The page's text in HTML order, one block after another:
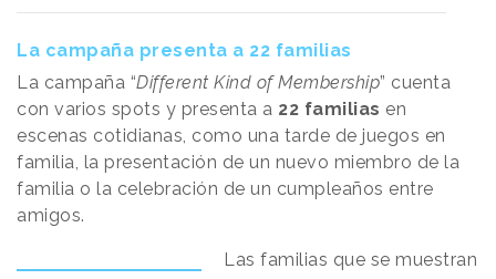
La campaña presenta a 22 familias
La campaña “Different Kind of Membership” cuenta
con varios spots y presenta a 22 familias en
escenas cotidianas, como una tarde de juegos en
familia, la presentación de un nuevo miembro de la
familia o la celebración de un cumpleaños entre
amigos.
Las familias que se muestran